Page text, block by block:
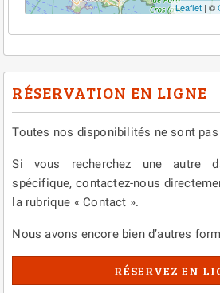
Leaflet | ©
RÉSERVATION EN LIGNE
Toutes nos disponibilités ne sont
Si vous recherchez une autre
spécifique, contactez-nous
la rubrique « Contact ».
Nous avons encore bien d’autres
RÉSERVEZ EN